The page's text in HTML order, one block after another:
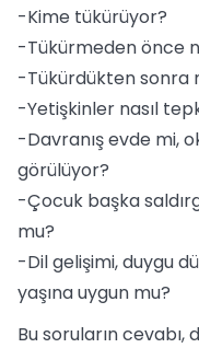
-Kime tükürüyor?
-Tükürmeden önce
-Tükürdükten sonra
-Yetişkinler nasıl
-Davranış evde mi,
görülüyor?
-Çocuk başka
mu?
-Dil gelişimi, duygu
yaşına uygun mu?
Bu soruların cevabı,